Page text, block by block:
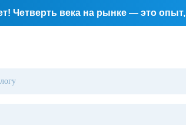
Четверть века на рынке — это